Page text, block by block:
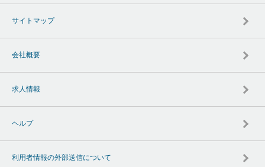
サイトマップ
会社概要
求人情報
ヘルプ
利用者情報の外部送信について